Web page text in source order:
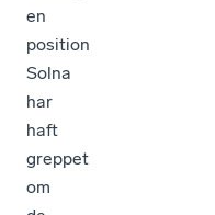
en
position
Solna
har
haft
greppet
om